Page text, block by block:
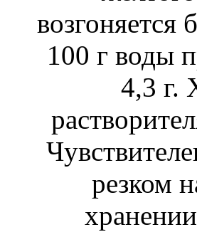
возгоняется
100 г воды
4,3 г.
резком